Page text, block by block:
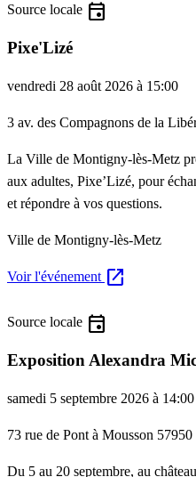
Source locale event
Pixe'Lizé
vendredi 28 août 2026 à 15:00
3 av. des Compagnons de la
La Ville de Montigny-lès-Metz
aux adultes, Pixe’Lizé, pour
et répondre à vos questions.
Ville de Montigny-lès-Metz
Voir l'événement open_in_new
Source locale event
Exposition Alexandra
samedi 5 septembre 2026 à 14:00
73 rue de Pont à Mousson
Du 5 au 20 septembre, au